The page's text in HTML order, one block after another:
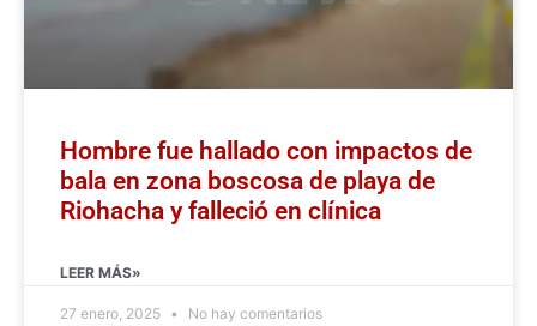
Hombre fue hallado con impactos de
bala en zona boscosa de playa de
Riohacha y falleció en clínica
LEER MÁS»
27 enero, 2025 No hay comentarios